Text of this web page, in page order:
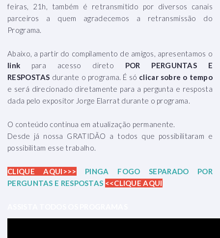
feiras, 21h, também é retransmitido por diversos canais
parceiros a quem agradecemos a retransmissão do
Programa.
Abaixo, a partir do compilamento de amigos, apresentamos o
link para acesso direto POR PERGUNTAS E
RESPOSTAS durante o programa. É só clicar sobre o tempo
e será direcionado diretamente para a pergunta e resposta
dada pelo expositor Jorge Elarrat durante o programa.
O conteúdo continua em atualização permanente.
Desde já nossa GRATIDÃO a todos que possibilitaram e
possibilitam esse trabalho.
CLIQUE AQUI>>>
PINGA FOGO SEPARADO POR
PERGUNTAS E RESPOSTAS <<CLIQUE AQUI